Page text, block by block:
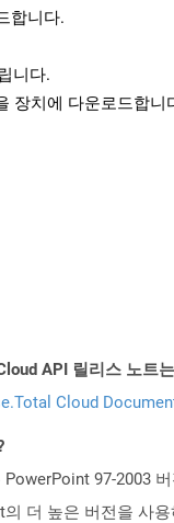
합니다.
니다.
장치에 다운로드합니
API 릴리스 노트
Cloud
PowerPoint 97-2003
더 높은 버전을 사